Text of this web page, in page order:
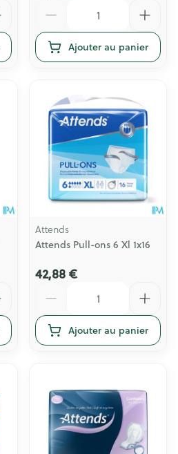
Ajouter au panier
Attends
Attends Pull-ons 6 Xl 1x16
42,88 €
Ajouter au panier